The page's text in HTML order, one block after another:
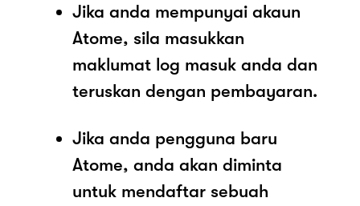
Jika anda mempunyai akaun
Atome, sila masukkan
maklumat log masuk anda dan
teruskan dengan pembayaran.
Jika anda pengguna baru
Atome, anda akan diminta
untuk mendaftar sebuah